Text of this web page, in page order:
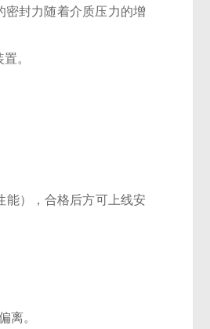
密封力随着介质压力的增
。
能），合格后方可上线安
离。